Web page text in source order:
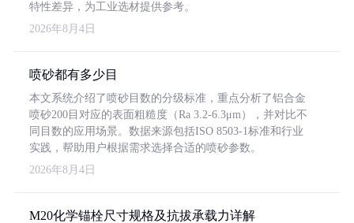
特性差异，为工业选材提供参考。
2026年8月4日
喷砂都有多少目
本文系统介绍了喷砂目数的分级标准，重点分析了铝合金
喷砂200目对应的表面粗糙度（Ra 3.2-6.3μm），并对比不
同目数的应用场景。数据来源包括ISO 8503-1标准和行业
实践，帮助用户根据需求选择合适的喷砂参数。
2026年8月4日
M20化学锚栓尺寸规格及抗拔承载力详解